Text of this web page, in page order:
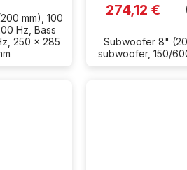
mm), 100
Hz, Bass
250 x 285
274,12 €
Subwoofer 8"
subwoofer, 150/